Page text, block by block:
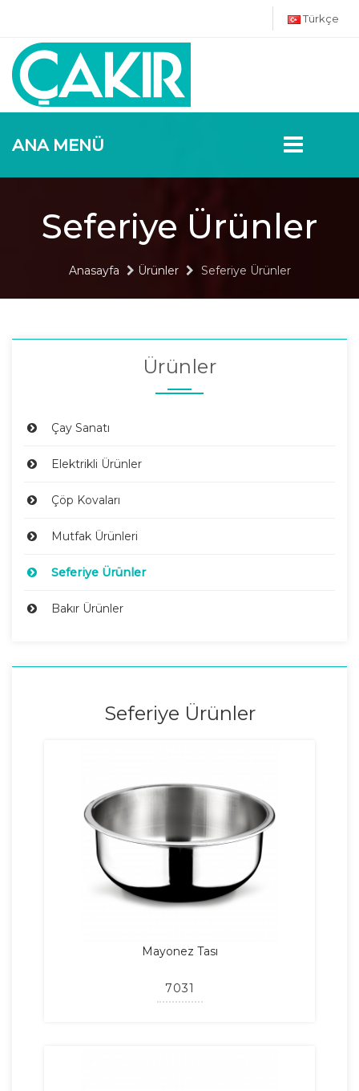
Türkçe
ANA MENÜ
Seferiye Ürünler
Anasayfa Ürünler Seferiye Ürünler
Ürünler
Çay Sanatı
Elektrikli Ürünler
Çöp Kovaları
Mutfak Ürünleri
Seferiye Ürünler
Bakır Ürünler
Seferiye Ürünler
Mayonez Tası
7031